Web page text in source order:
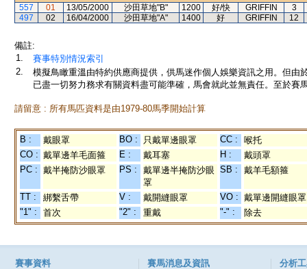
557
01 13/05/2000 沙田草地"B" 1200 好/快 GRIFFIN
3
497
02 16/04/2000 沙田草地"A" 1400 好 GRIFFIN 12
備註:
1.
賽事特別情況索引
2.
模擬鳥瞰重溫由特約供應商提供，供馬迷作個人娛樂資訊之用。但
已盡一切努力務求有關資料盡可能準確，馬會就此並無責任。至於賽
請留意 : 所有馬匹資料是由1979-80馬季開始計算
B : 戴眼罩 BO : 只戴單邊眼罩 CC :
喉托
CO : 戴單邊羊毛面箍 E : 戴耳塞 H :
戴頭罩
PC : 戴半掩防沙眼罩 PS :
戴單邊半掩防沙眼
罩
SB : 戴羊毛額箍
TT : 綁繫舌帶 V : 戴開縫眼罩 VO : 戴單邊開縫眼罩
"1" :
首次 "2" : 重戴 "-" : 除去
賽事資料 賽馬消息及資訊 分析